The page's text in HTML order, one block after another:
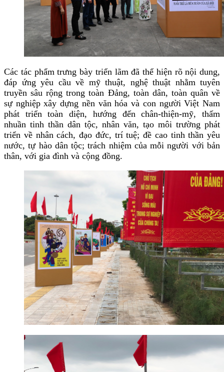
Các tác phẩm trưng bày triển lãm đã thể hiện rõ nội dung,
đáp ứng yêu cầu về mỹ thuật, nghệ thuật nhằm tuyên
truyền sâu rộng trong toàn Đảng, toàn dân, toàn quân về
sự nghiệp xây dựng nền văn hóa và con người Việt Nam
phát triển toàn diện, hướng đến chân-thiện-mỹ, thấm
nhuần tinh thần dân tộc, nhân văn, tạo môi trường phát
triển về nhân cách, đạo đức, trí tuệ; đề cao tinh thần yêu
nước, tự hào dân tộc; trách nhiệm của mỗi người với bản
thân, với gia đình và cộng đồng.